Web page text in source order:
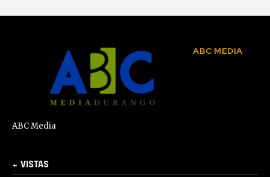
ABC MEDIA
ABC Media
+ VISTAS